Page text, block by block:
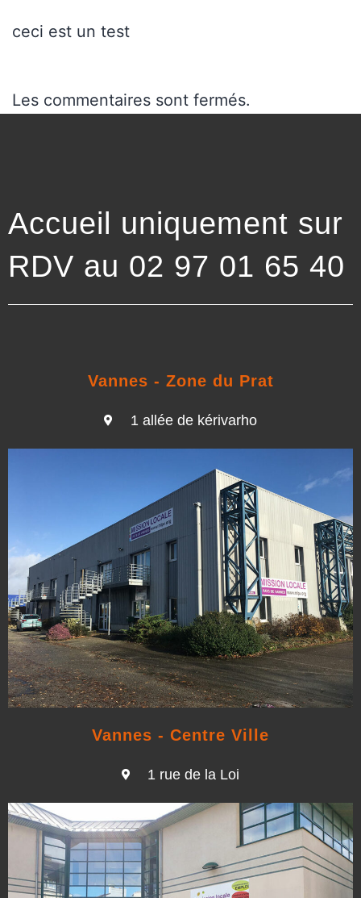
ceci est un test
Les commentaires sont fermés.
Accueil uniquement sur
RDV au 02 97 01 65 40
Vannes - Zone du Prat
1 allée de kérivarho
Vannes - Centre Ville
1 rue de la Loi